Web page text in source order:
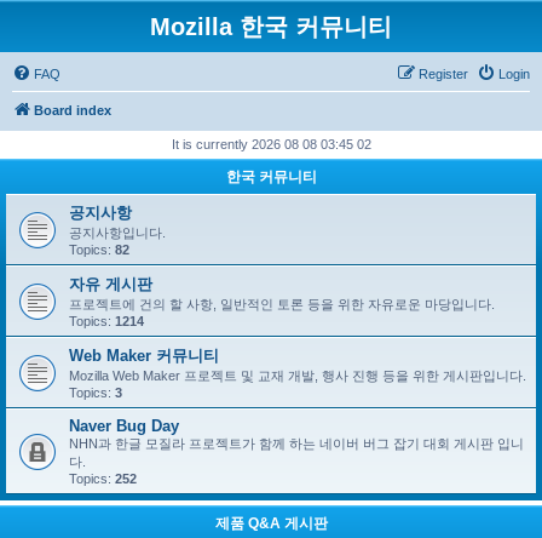
Mozilla 한국 커뮤니티
FAQ Login
Register
Board index
It is currently 2026 08 08 03:45 02
한국 커뮤니티
공지사항
공지사항입니다.
Topics: 82
자유 게시판
프로젝트에 건의 할 사항, 일반적인 토론 등을 위한 자유로운 마당입니다.
Topics: 1214
Web Maker 커뮤니티
Mozilla Web Maker 프로젝트 및 교재 개발, 행사 진행 등을 위한 게시판입니다.
Topics: 3
Naver Bug Day
NHN과 한글 모질라 프로젝트가 함께 하는 네이버 버그 잡기 대회 게시판 입니
다.
Topics: 252
제품 Q&A 게시판